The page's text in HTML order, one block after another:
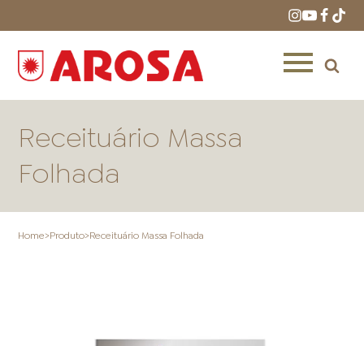
ONDE COMPRAR
Receituário Massa
Folhada
Home>Produto>Receituário Massa Folhada